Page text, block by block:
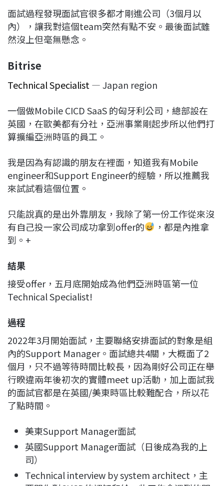
面試過程發現面試官很多都才剛進公司（3個月以
內），讓我對這個team突然有點不安。最後面試雖
然沒上但毫無懸念。
Bitrise
Technical Specialist — Japan region
一個做Mobile CICD SaaS 的匈牙利公司，總部設在
英國，在歐美都有分社，亞洲事業剛起步所以他們打
算擴編亞洲時區的員工。
我是因為有認識的朋友在裡面，知道我有Mobile
engineer和Support Engineer的經驗，所以推薦我
來試試看這個位置。
只能說真的是出外靠朋友，我除了第一份工作從來沒
有自己投一家公司成功拿到offer的
，都是內推拿
到。+
結果
接受offer，五月底開始成為他們亞洲時區第一位
Technical Specialist!
過程
2022年3月開始面試，主要聯絡安排面試的對象是組
內的Support Manager。面試總共4關，大概面了2
個月，只不過等待時間比較長，因為剛好公司正在舉
行睽違兩年後初次的實體meet up活動，加上面試我
的面試官都是在英國/美東時區比較難配合，所以花
了點時間。
美東Support Manager面試
英國Support Manager面試（日後成為我的上
司）
Technical interview by system architect，主